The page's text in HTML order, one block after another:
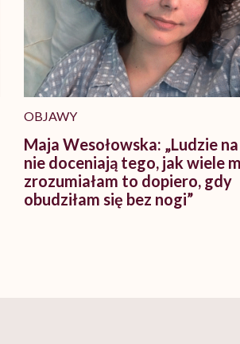
OBJAWY
Maja Wesołowska: „Ludzie
nie doceniają tego, jak wiele
zrozumiałam to dopiero, gdy
obudziłam się bez nogi”